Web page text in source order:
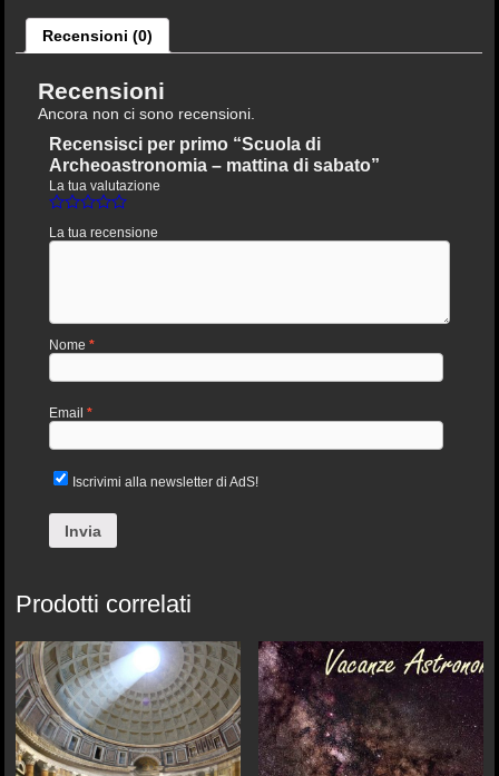
Recensioni (0)
Recensioni
Ancora non ci sono recensioni.
Recensisci per primo “Scuola di
Archeoastronomia – mattina di sabato”
La tua valutazione
La tua recensione
Nome*
Email*
Iscrivimi alla newsletter di AdS!
Prodotti correlati